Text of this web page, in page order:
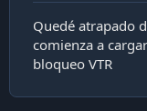
Quedé atrapado
comienza a
bloqueo VTR